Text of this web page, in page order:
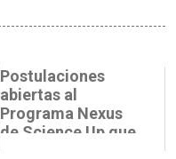
Postulaciones
abiertas al
Programa Nexus
de Science Up que